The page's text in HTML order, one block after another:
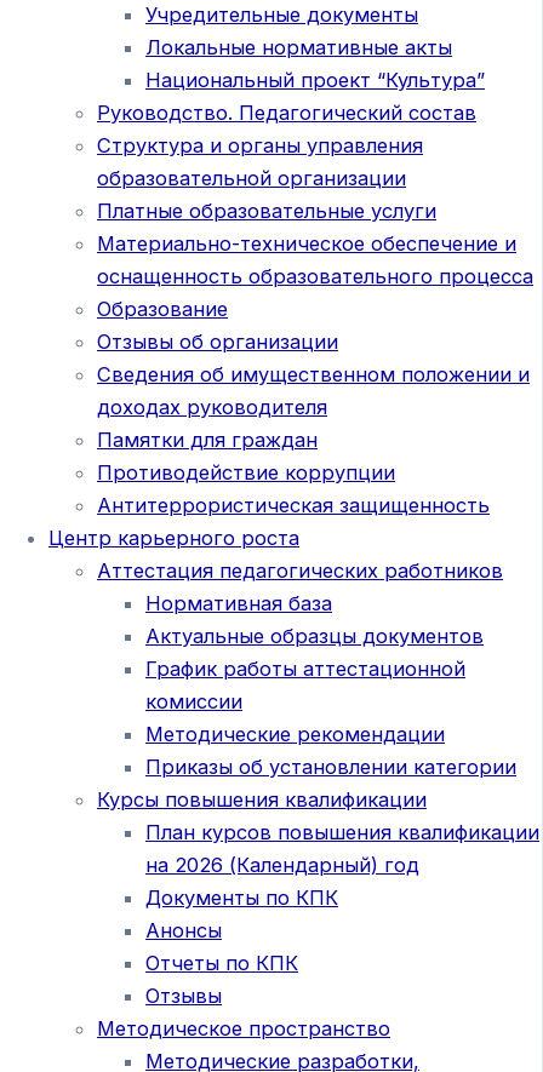
Учредительные документы
Локальные нормативные акты
Национальный проект “Культура”
Руководство. Педагогический состав
Структура и органы управления
образовательной организации
Платные образовательные услуги
Материально-техническое обеспечение и
оснащенность образовательного процесса
Образование
Отзывы об организации
Сведения об имущественном положении и
доходах руководителя
Памятки для граждан
Противодействие коррупции
Антитеррористическая защищенность
Центр карьерного роста
Аттестация педагогических работников
Нормативная база
Актуальные образцы документов
График работы аттестационной
комиссии
Методические рекомендации
Приказы об установлении категории
Курсы повышения квалификации
План курсов повышения квалификации
на 2026 (Календарный) год
Документы по КПК
Анонсы
Отчеты по КПК
Отзывы
Методическое пространство
Методические разработки,